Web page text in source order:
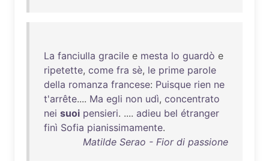
La fanciulla gracile e mesta lo guardò e
ripetette, come fra sè, le prime parole
della romanza francese: Puisque rien ne
t'arrête.... Ma egli non udì, concentrato
nei suoi pensieri. .... adieu bel étranger
finì Sofia pianissimamente.
Matilde Serao - Fior di passione